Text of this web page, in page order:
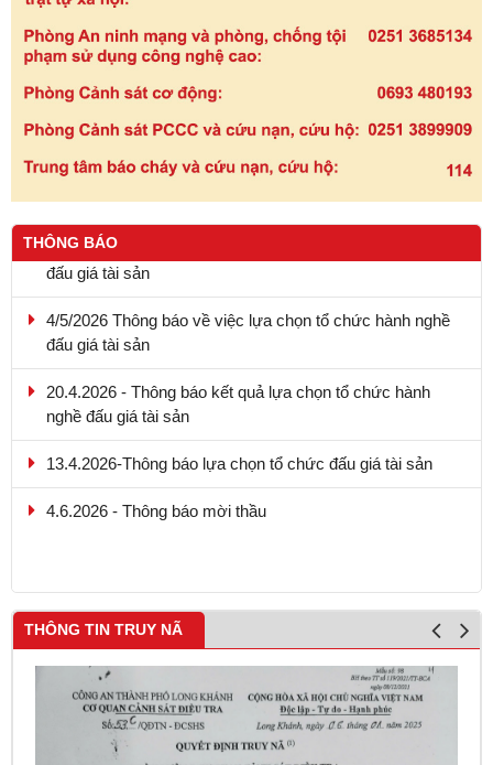
THÔNG BÁO
4/5/2026 Thông báo về việc lựa chọn tổ chức hành nghề
20.4.2026 - Thông báo kết quả lựa chọn tổ chức hành
13.4.2026-Thông báo lựa chọn tổ chức đấu giá tài sản
4.6.2026 - Thông báo mời thầu
9.5.2026 - Thông báo kết quả lựa chọn tổ chức hành nghề
THÔNG TIN TRUY NÃ